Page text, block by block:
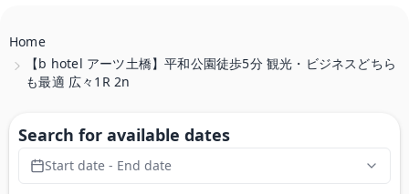
Home
【b hotel アーツ土橋】平和公園徒歩5分 観光・ビジネスどちら
も最適 広々1R 2n
Search for available dates
Start date - End date